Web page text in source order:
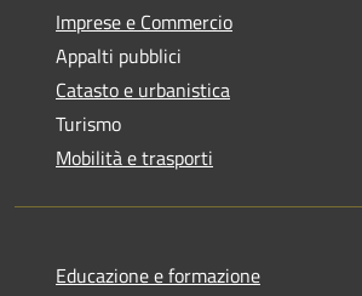
Imprese e Commercio
Appalti pubblici
Catasto e urbanistica
Turismo
Mobilità e trasporti
Educazione e formazione